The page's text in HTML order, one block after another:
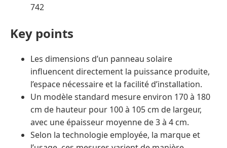
742
Key points
Les dimensions d’un panneau solaire
influencent directement la puissance produite,
l’espace nécessaire et la facilité d’installation.
Un modèle standard mesure environ 170 à 180
cm de hauteur pour 100 à 105 cm de largeur,
avec une épaisseur moyenne de 3 à 4 cm.
Selon la technologie employée, la marque et